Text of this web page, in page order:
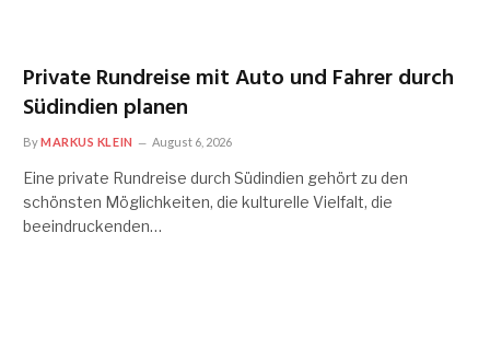
Private Rundreise mit Auto und Fahrer durch
Südindien planen
ByMARKUS KLEIN August 6, 2026
Eine private Rundreise durch Südindien gehört zu den
schönsten Möglichkeiten, die kulturelle Vielfalt, die
beeindruckenden…